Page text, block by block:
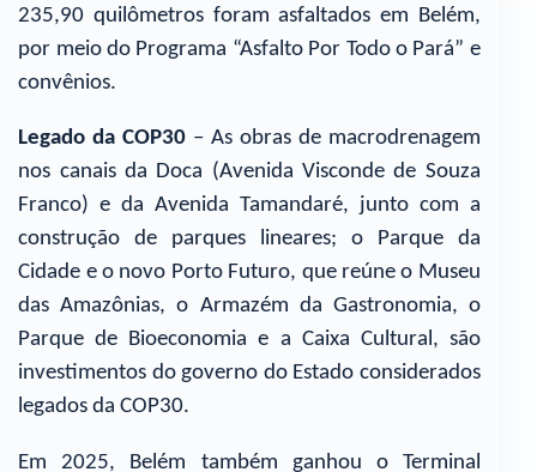
235,90 quilômetros foram asfaltados em Belém,
por meio do Programa “Asfalto Por Todo o Pará” e
convênios.
Legado da COP30 – As obras de macrodrenagem
nos canais da Doca (Avenida Visconde de Souza
Franco) e da Avenida Tamandaré, junto com a
construção de parques lineares; o Parque da
Cidade e o novo Porto Futuro, que reúne o Museu
das Amazônias, o Armazém da Gastronomia, o
Parque de Bioeconomia e a Caixa Cultural, são
investimentos do governo do Estado considerados
legados da COP30.
Em 2025, Belém também ganhou o Terminal